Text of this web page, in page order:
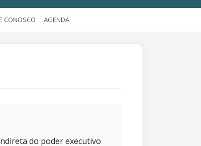
CONOSCO AGENDA
do poder executivo